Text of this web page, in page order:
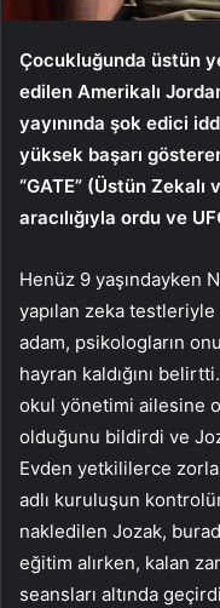
Çocukluğunda üstün
edilen Amerikalı
yayınında şok edici
yüksek başarı
“GATE” (Üstün
aracılığıyla ordu ve
Henüz 9 yaşındayken
yapılan zeka testleriyle
adam, psikologların
hayran kaldığını
okul yönetimi ailesine
olduğunu bildirdi ve
Evden yetkililerce zorla
adlı kuruluşun
nakledilen Jozak,
eğitim alırken, kalan
seansları altında